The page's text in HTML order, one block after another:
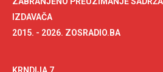
IZDAVAČA
2015. - 2026. ZOSRADIO.BA